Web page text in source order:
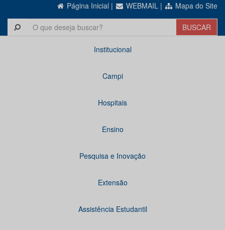
Página Inicial | WEBMAIL | Mapa do Site
Institucional
Campi
Hospitais
Ensino
Pesquisa e Inovação
Extensão
Assistência Estudantil